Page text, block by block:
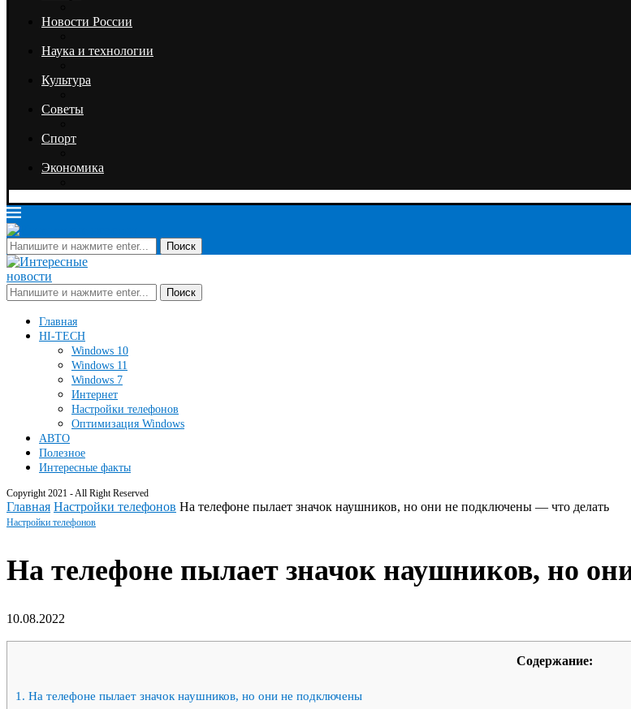
Новости России
Наука и технологии
Культура
Советы
Спорт
Экономика
Поиск
Поиск
Главная
HI-TECH
Windows 10
Windows 11
Windows 7
Интернет
Настройки телефонов
Оптимизация Windows
АВТО
Полезное
Интересные факты
Copyright 2021 - All Right Reserved
Главная Настройки телефонов На телефоне пылает значок наушников, но они не подключены — что делать
Настройки телефонов
На телефоне пылает значок наушников, но
10.08.2022
Содержание:
1. На телефоне пылает значок наушников, но они не подключены